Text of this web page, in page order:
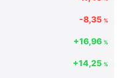
-8,35 %
+16,96 %
+14,25 %